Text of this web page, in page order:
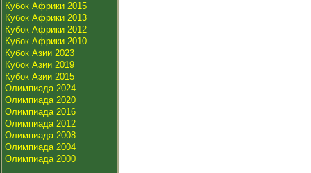
Кубок Африки 2015
Кубок Африки 2013
Кубок Африки 2012
Кубок Африки 2010
Кубок Азии 2023
Кубок Азии 2019
Кубок Азии 2015
Олимпиада 2024
Олимпиада 2020
Олимпиада 2016
Олимпиада 2012
Олимпиада 2008
Олимпиада 2004
Олимпиада 2000